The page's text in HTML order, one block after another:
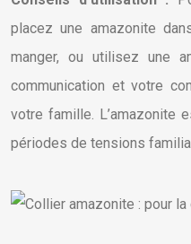
placez une amazonite
manger, ou utilisez une
communication et votre
votre famille. L’amazonite
périodes de tensions